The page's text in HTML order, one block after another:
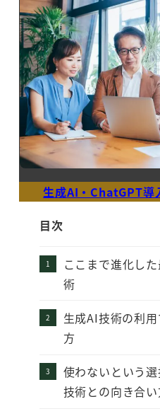
生成AI・ChatGPT導
目次
ここまで進化し
術
生成AI技術の利
方
使わないという
技術との向き合い